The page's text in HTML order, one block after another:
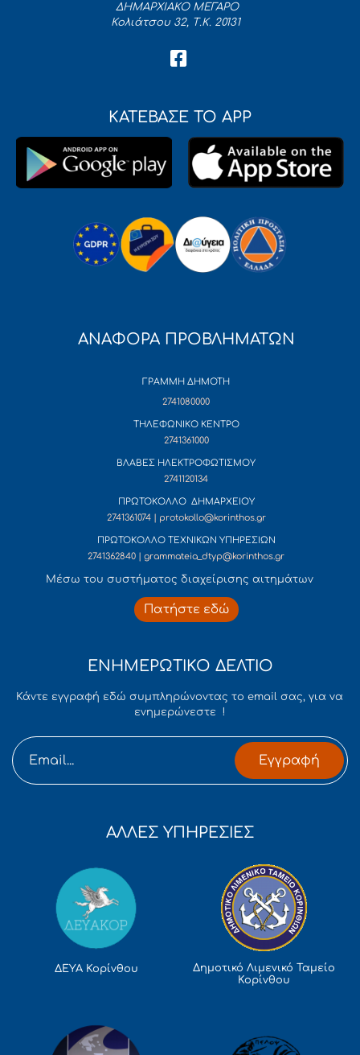
ΔΗΜΑΡΧΙΑΚΟ ΜΕΓΑΡΟ
Κολιάτσου 32, Τ.Κ. 20131
ΚΑΤΕΒΑΣΕ ΤΟ APP
ΑΝΑΦΟΡΑ ΠΡΟΒΛΗΜΑΤΩΝ
ΓΡΑΜΜΗ ΔΗΜΟΤΗ
2741080000
ΤΗΛΕΦΩΝΙΚΟ ΚΕΝΤΡΟ
2741361000
ΒΛΑΒΕΣ ΗΛΕΚΤΡΟΦΩΤΙΣΜΟΥ
2741120134
ΠΡΩΤΟΚΟΛΛΟ ΔΗΜΑΡΧΕΙΟΥ
2741361074 | protokollo@korinthos.gr
ΠΡΩΤΟΚΟΛΛΟ ΤΕΧΝΙΚΩΝ ΥΠΗΡΕΣΙΩΝ
2741362840 | grammateia_dtyp@korinthos.gr
Mέσω του συστήματος διαχείρισης αιτημάτων
Πατήστε εδώ
ΕΝΗΜΕΡΩΤΙΚΟ ΔΕΛΤΙΟ
Κάντε εγγραφή εδώ συμπληρώνοντας το email σας, για να
ενημερώνεστε !
Εγγραφή
ΑΛΛΕΣ ΥΠΗΡΕΣΙΕΣ
ΔΕΥΑ Κορίνθου
Δημοτικό Λιμενικό Ταμείο
Κορίνθου